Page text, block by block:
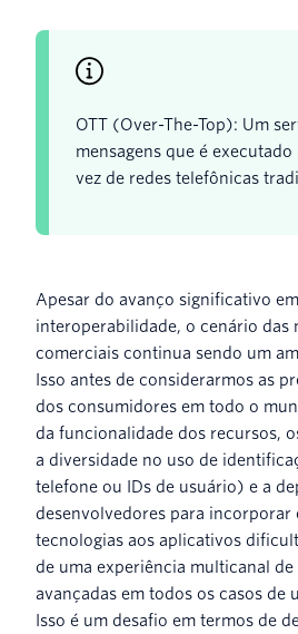
OTT (Over-The-Top): Um
mensagens que é
vez de redes telefônicas
Apesar do avanço significativo
interoperabilidade, o cenário das
comerciais continua sendo um
Isso antes de considerarmos as
dos consumidores em todo o
da funcionalidade dos recursos,
a diversidade no uso de
telefone ou IDs de usuário) e a
desenvolvedores para incorporar
tecnologias aos aplicativos
de uma experiência multicanal de
avançadas em todos os casos de
Isso é um desafio em termos de